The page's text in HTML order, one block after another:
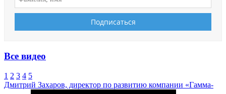
Все видео
1 2 3 4 5
Дмитрий Захаров, директор по развитию компании «Гамма-